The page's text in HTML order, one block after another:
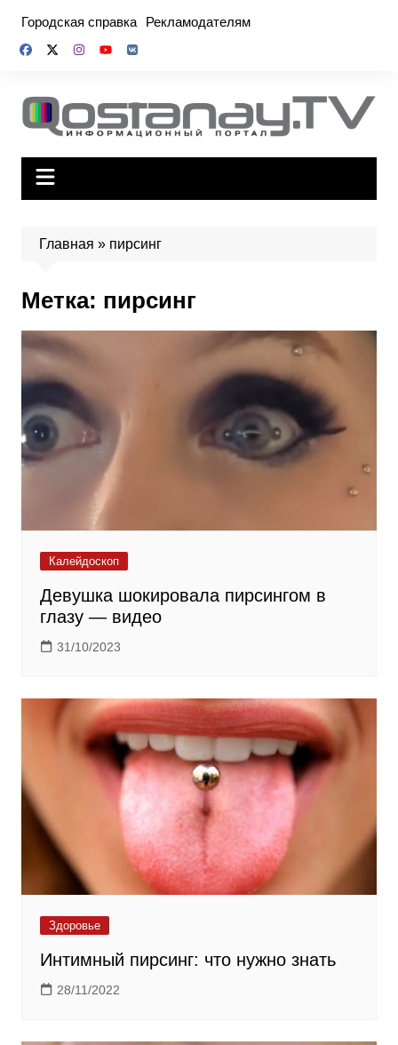
содержимому
Городская справка Рекламодателям
Главная » пирсинг
Метка: пирсинг
Калейдоскоп
Девушка шокировала пирсингом в
глазу — видео
31/10/2023
Здоровье
Интимный пирсинг: что нужно знать
28/11/2022